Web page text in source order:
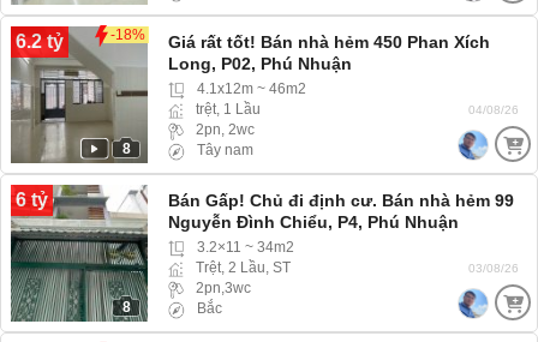
6.2 tỷ -18%
8
Giá rất tốt! Bán nhà hẻm 450 Phan Xích
Long, P02, Phú Nhuận
4.1x12m ~ 46m2
trệt, 1 Lầu
2pn, 2wc
Tây nam
04/08/26
6 tỷ
8
Bán Gấp! Chủ đi định cư. Bán nhà hẻm 99
Nguyễn Đình Chiểu, P4, Phú Nhuận
3.2×11 ~ 34m2
Trệt, 2 Lầu, ST
2pn,3wc
Bắc
03/08/26